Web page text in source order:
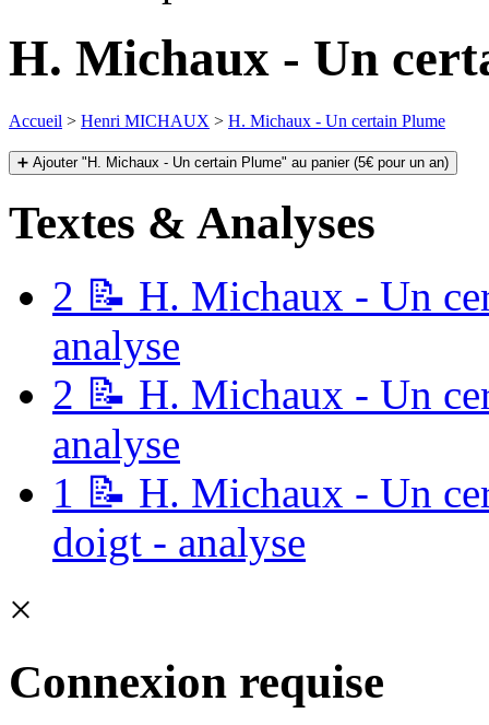
H. Michaux - Un
Accueil > Henri MICHAUX > H. Michaux - Un certain Plume
➕ Ajouter "H. Michaux - Un certain Plume" au panier (5€ pour un an)
Textes & Analyses
2 📝 H. Michaux - Un
analyse
2 📝 H. Michaux - Un
analyse
1 📝 H. Michaux - Un
doigt - analyse
×
Connexion requise